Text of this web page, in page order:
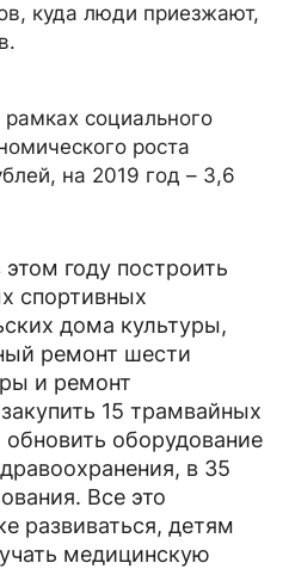
куда люди приезжают,
социального
роста
на 2019 год – 3,6
году построить
спортивных
дома культуры,
ремонт шести
и ремонт
15 трамвайных
обновить оборудование
в 35
Все это
развиваться, детям
медицинскую